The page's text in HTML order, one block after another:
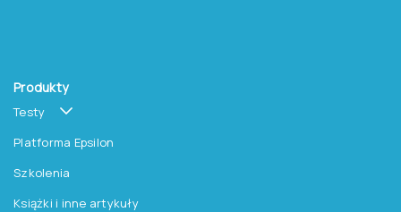
Produkty
Testy
Platforma Epsilon
Szkolenia
Książki i inne artykuły